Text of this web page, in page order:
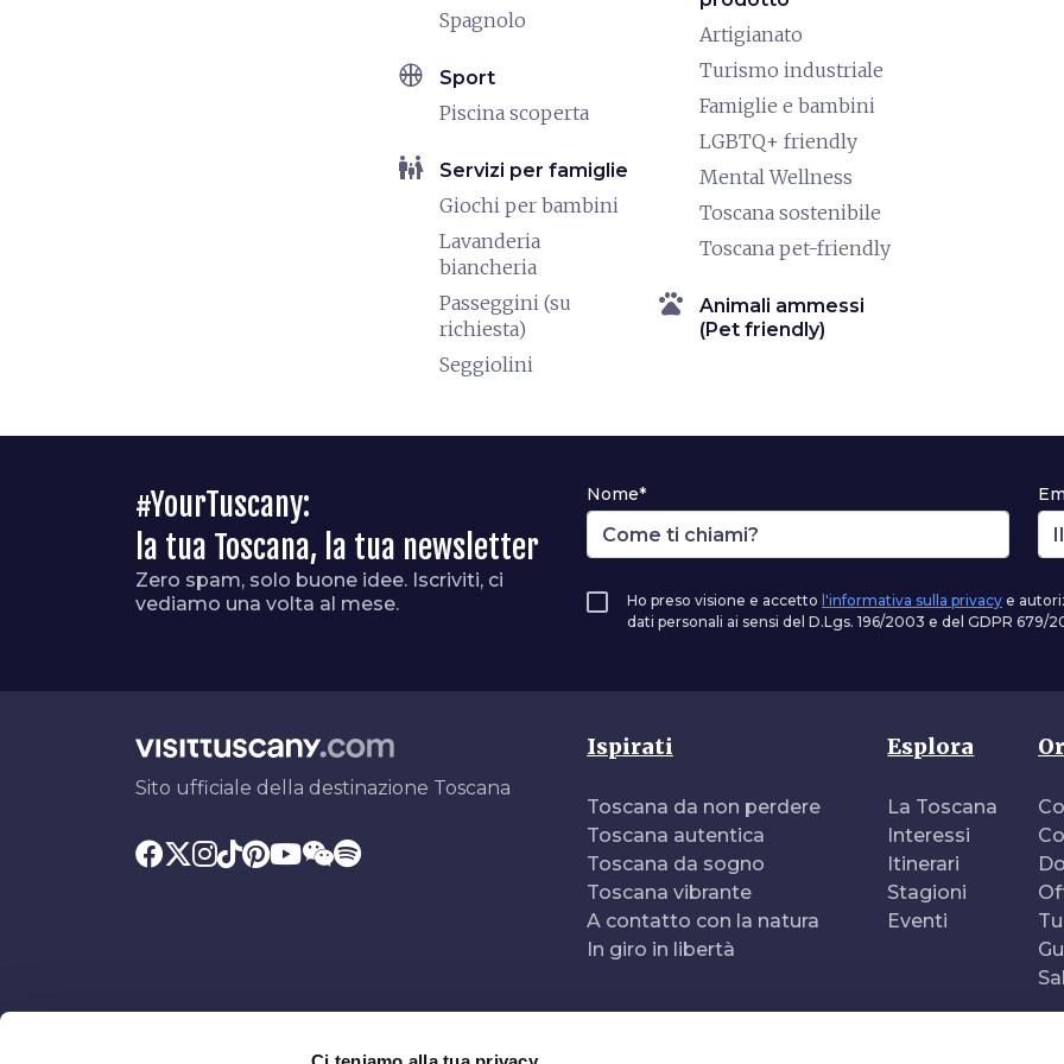
Spagnolo
sports_basketball Sport
Piscina scoperta
family_restroom Servizi per famiglie
Giochi per bambini
Lavanderia
biancheria
Passeggini (su
richiesta)
Seggiolini
Artigianato
Turismo industriale
Famiglie e bambini
LGBTQ+ friendly
Mental Wellness
Toscana sostenibile
Toscana pet-friendly
pets
Animali ammessi
(Pet friendly)
#YourTuscany:
la tua Toscana, la tua newsletter
Zero spam, solo buone idee. Iscriviti, ci
vediamo una volta al mese.
Nome*
Ho preso visione e accetto l'informativa sulla privacy e
dati personali ai sensi del D.Lgs. 196/2003 e del GDPR 679/
Sito ufficiale della destinazione Toscana
Ispirati
Toscana da non perdere
Toscana autentica
Toscana da sogno
Toscana vibrante
A contatto con la natura
In giro in libertà
Esplora
La Toscana
Interessi
Itinerari
Stagioni
Eventi